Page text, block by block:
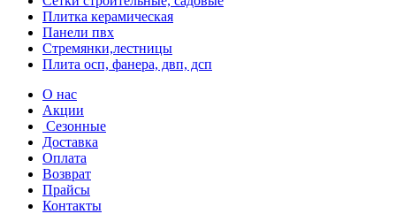
Плитка керамическая
Панели пвх
Стремянки,лестницы
Плита осп, фанера, двп, дсп
О нас
Акции
Сезонные
Доставка
Оплата
Возврат
Прайсы
Контакты